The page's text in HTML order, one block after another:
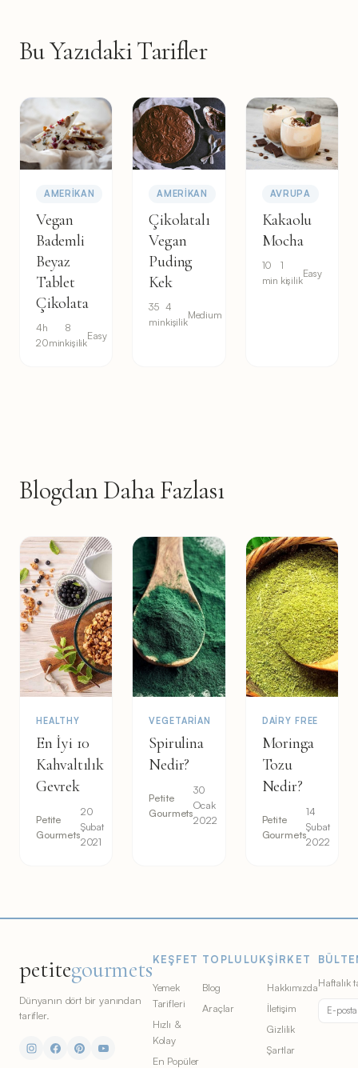
Bu Yazıdaki Tarifler
AMERIKAN
Vegan
Bademli
Beyaz
Tablet
Çikolata
4h
20min
8
kişilik
Easy
AMERIKAN
Çikolatalı
Vegan
Puding
Kek
35
min
4
kişilik
Medium
AVRUPA
Kakaolu
Mocha
10
min
1
kişilik
Easy
Blogdan Daha Fazlası
HEALTHY
En İyi 10
Kahvaltılık
Gevrek
Petite
Gourmets
20
Şubat
2021
VEGETARIAN
Spirulina
Nedir?
Petite
Gourmets
30
Ocak
2022
DAIRY FREE
Moringa
Tozu
Nedir?
Petite
Gourmets
14
Şubat
2022
petitegourmets
Dünyanın dört bir yanından
tarifler.
KEŞFET
Yemek
Tarifleri
Hızlı &
Kolay
En Popüler
TOPLULUK
Blog
Araçlar
ŞIRKET
Hakkımızda
İletişim
Gizlilik
Şartlar
Haftalık